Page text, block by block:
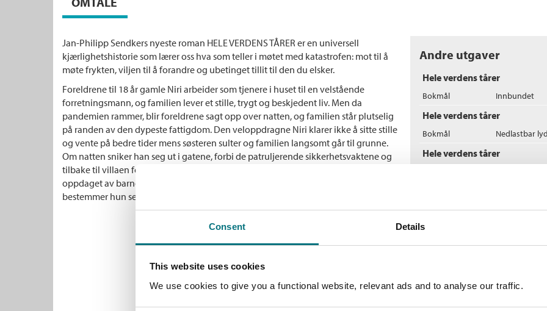
Consent Details
This website uses cookies
We use cookies to give you a functional website, relevant ads and to analyse our traffic.
Jan-Philipp Sendkers nyeste roman HELE VERDENS TÅRER er en universell
kjærlighetshistorie som lærer oss hva som teller i møtet med katastrofen: mot til å
møte frykten, viljen til å forandre og ubetinget tillit til den du elsker.
Foreldrene til 18 år gamle Niri arbeider som tjenere i huset til en velstående
forretningsmann, og familien lever et stille, trygt og beskjedent liv. Men da
pandemien rammer, blir foreldrene sagt opp over natten, og familien står plutselig
på randen av den dypeste fattigdom. Den veloppdragne Niri klarer ikke å sitte stille
og vente på bedre tider mens søsteren sulter og familien langsomt går til grunne.
Om natten sniker han seg ut i gatene, forbi de patruljerende sikkerhetsvaktene og
tilbake til villaen for å få tak i det de trenger for å overleve. I villaen blir han
oppdaget av barndomsvenninnen Mary, men i stedet for å anmelde ham,
bestemmer hun seg for å hjelpe.
Andre utgaver
Hele verdens tårer
Bokmål Innbundet
Hele verdens tårer
Bokmål Nedlastbar
Hele verdens tårer